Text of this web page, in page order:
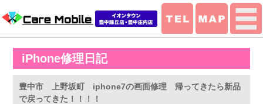
iPhone修理日記
豊中市 上野坂町 iphone7の画面修理 帰ってきたら新品
で戻ってきた！！！！